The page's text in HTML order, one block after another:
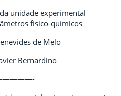
unidade experimental
físico-químicos
de Melo
Bernardino